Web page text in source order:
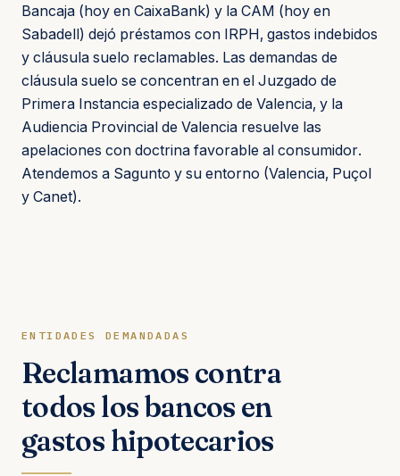
Bancaja (hoy en CaixaBank) y la CAM (hoy en
Sabadell) dejó préstamos con IRPH, gastos indebidos
y cláusula suelo reclamables. Las demandas de
cláusula suelo se concentran en el Juzgado de
Primera Instancia especializado de Valencia, y la
Audiencia Provincial de Valencia resuelve las
apelaciones con doctrina favorable al consumidor.
Atendemos a Sagunto y su entorno (Valencia, Puçol
y Canet).
ENTIDADES DEMANDADAS
Reclamamos contra
todos los bancos en
gastos hipotecarios